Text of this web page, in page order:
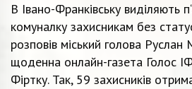
В Івано-Франківську виділяють
комуналку захисникам без
розповів міський голова Руслан
щоденна онлайн-газета Голос
Фіртку. Так, 59 захисників